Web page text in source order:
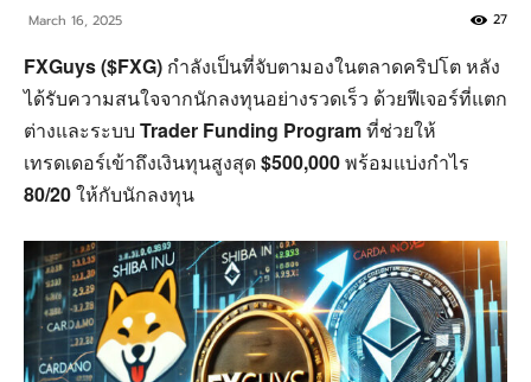
ปโต
March 16, 2025 27
FXGuys ($FXG) กำลังเป็นที่จับตามองในตลาดคริปโต หลัง
ได้รับความสนใจจากนักลงทุนอย่างรวดเร็ว ด้วยฟีเจอร์ที่แตก
ต่างและระบบ Trader Funding Programที่ช่วยให้
เทรดเดอร์เข้าถึงเงินทุนสูงสุด$500,000พร้อมแบ่งกำไร
80/20ให้กับนักลงทุน